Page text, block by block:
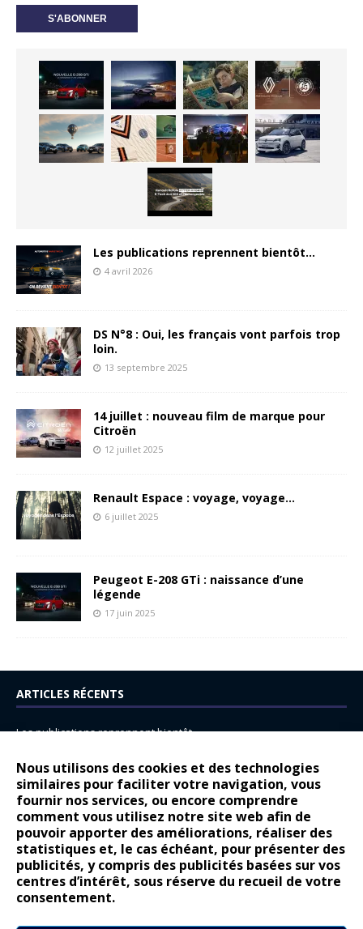
Nous utilisons des cookies et des technologies
similaires pour faciliter votre navigation, vous
fournir nos services, ou encore comprendre
comment vous utilisez notre site web afin de
pouvoir apporter des améliorations, réaliser des
statistiques et, le cas échéant, pour présenter des
publicités, y compris des publicités basées sur vos
centres d’intérêt, sous réserve du recueil de votre
consentement.
Les publications reprennent bientôt…
4 avril 2026
DS N°8 : Oui, les français vont parfois trop
loin.
13 septembre 2025
14 juillet : nouveau film de marque pour
Citroën
12 juillet 2025
Renault Espace : voyage, voyage…
6 juillet 2025
Peugeot E-208 GTi : naissance d’une
légende
17 juin 2025
ARTICLES RÉCENTS
Les publications reprennent bientôt…
14 juillet : nouveau film de marque pour Citroën
Renault Espace : voyage, voyage…
Peugeot E-208 GTi : naissance d’une légende
COMMENTAIRES RÉCENTS
Bernard Dardartdans